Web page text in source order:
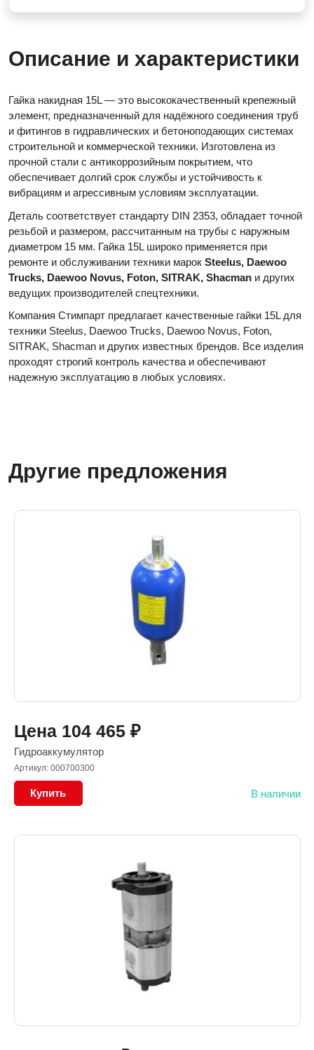
Описание и характеристики
Гайка накидная 15L — это высококачественный крепежный
элемент, предназначенный для надёжного соединения труб
и фитингов в гидравлических и бетоноподающих системах
строительной и коммерческой техники. Изготовлена из
прочной стали с антикоррозийным покрытием, что
обеспечивает долгий срок службы и устойчивость к
вибрациям и агрессивным условиям эксплуатации.
Деталь соответствует стандарту DIN 2353, обладает точной
резьбой и размером, рассчитанным на трубы с наружным
диаметром 15 мм. Гайка 15L широко применяется при
ремонте и обслуживании техники марок Steelus, Daewoo
Trucks, Daewoo Novus, Foton, SITRAK, Shacman и других
ведущих производителей спецтехники.
Компания Стимпарт предлагает качественные гайки 15L для
техники Steelus, Daewoo Trucks, Daewoo Novus, Foton,
SITRAK, Shacman и других известных брендов. Все изделия
проходят строгий контроль качества и обеспечивают
надежную эксплуатацию в любых условиях.
Другие предложения
Цена 104 465 ₽
Гидроаккумулятор
Артикул: 000700300
Купить В наличии